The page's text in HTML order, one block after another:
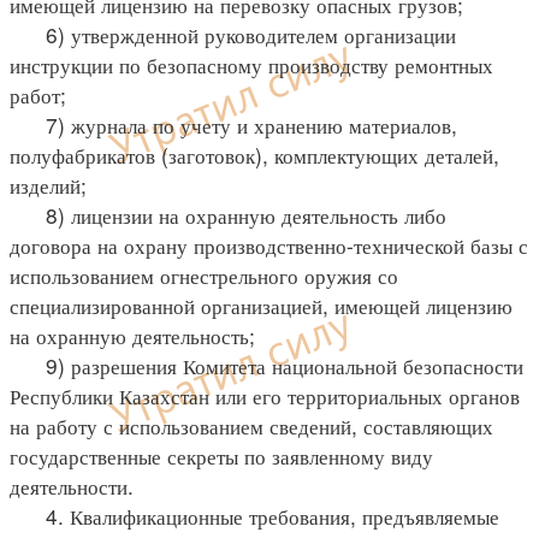
6) утвержденной руководителем организации
инструкции по безопасному производству ремонтных
работ;
7) журнала по учету и хранению материалов,
полуфабрикатов (заготовок), комплектующих деталей,
изделий;
8) лицензии на охранную деятельность либо
договора на охрану производственно-технической базы с
использованием огнестрельного оружия со
специализированной организацией, имеющей лицензию
на охранную деятельность;
9) разрешения Комитета национальной безопасности
Республики Казахстан или его территориальных органов
на работу с использованием сведений, составляющих
государственные секреты по заявленному виду
деятельности.
4. Квалификационные требования, предъявляемые